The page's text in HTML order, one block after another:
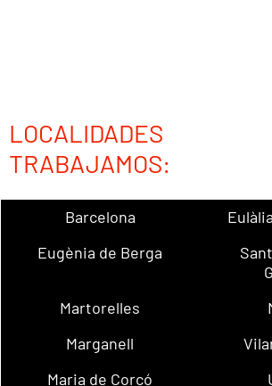
LOCALIDADES
TRABAJAMOS:
Barcelona
Eugènia de Berga
Martorelles
Marganell
Maria de Corcó